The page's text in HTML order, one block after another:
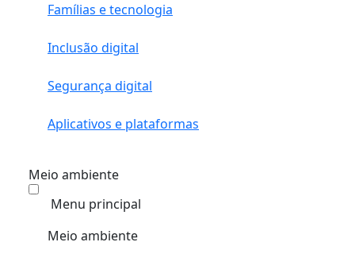
Famílias e tecnologia
Inclusão digital
Segurança digital
Aplicativos e plataformas
Meio ambiente
Menu principal
Meio ambiente